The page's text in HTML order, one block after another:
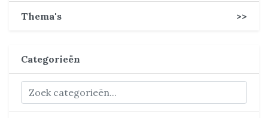
Thema's >>
Categorieën